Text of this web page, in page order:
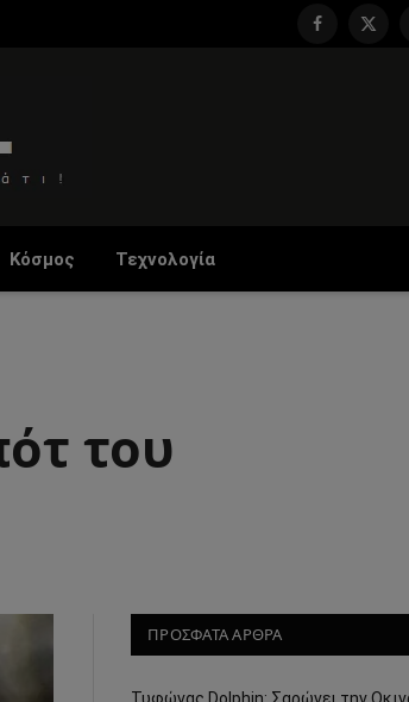
Facebook
X
Κόσμος Τεχνολογία
του
ΠΡΟΣΦΑΤΑ ΑΡΘΡΑ